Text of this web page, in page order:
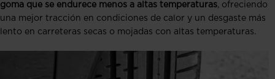
goma que se endurece menos a altas temperaturas, ofreciendo
una mejor tracción en condiciones de calor y un desgaste más
lento en carreteras secas o mojadas con altas temperaturas.